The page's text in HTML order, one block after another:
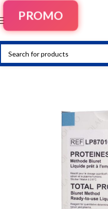
PROMO